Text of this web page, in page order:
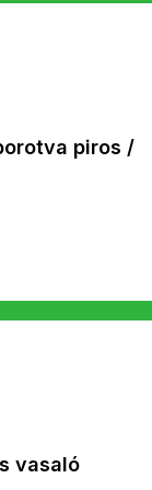
piros /
vasaló